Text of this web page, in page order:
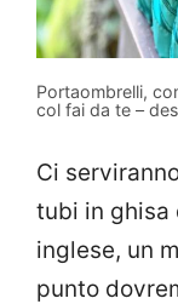
Portaombrelli,
col fai da te –
Ci
tubi in ghisa
inglese, un
punto